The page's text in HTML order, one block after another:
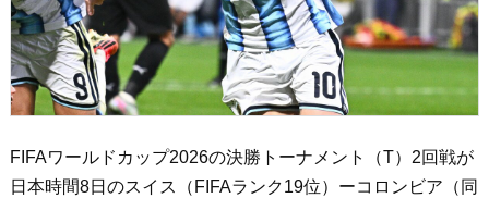
FIFAワールドカップ2026の決勝トーナメント（T）2回戦が
日本時間8日のスイス（FIFAランク19位）ーコロンビア（同